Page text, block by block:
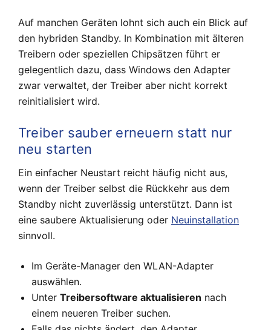
Auf manchen Geräten lohnt sich auch ein Blick auf
den hybriden Standby. In Kombination mit älteren
Treibern oder speziellen Chipsätzen führt er
gelegentlich dazu, dass Windows den Adapter
zwar verwaltet, der Treiber aber nicht korrekt
reinitialisiert wird.
Treiber sauber erneuern statt nur
neu starten
Ein einfacher Neustart reicht häufig nicht aus,
wenn der Treiber selbst die Rückkehr aus dem
Standby nicht zuverlässig unterstützt. Dann ist
eine saubere Aktualisierung oder Neuinstallation
sinnvoll.
Im Geräte-Manager den WLAN-Adapter
auswählen.
UnterTreibersoftware aktualisieren nach
einem neueren Treiber suchen.